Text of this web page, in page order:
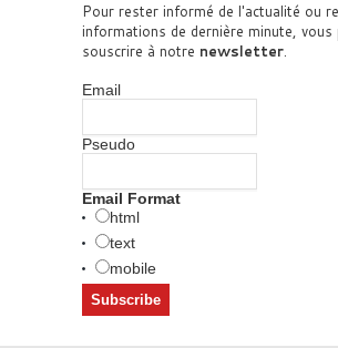
Pour rester informé de l'actualité ou
informations de dernière minute, vous
souscrire à notre newsletter.
Email
Pseudo
Email Format
html
text
mobile